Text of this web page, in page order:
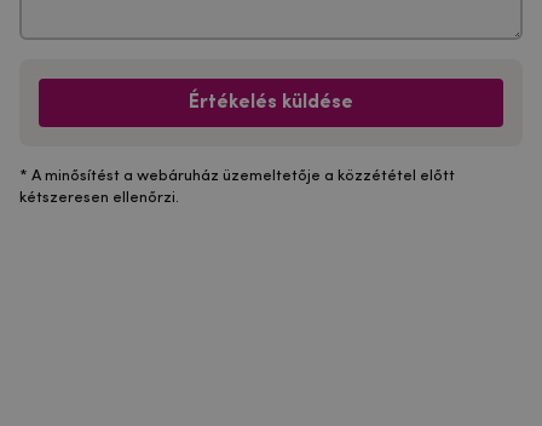
Értékelés küldése
* A minősítést a webáruház üzemeltetője a közzététel előtt
kétszeresen ellenőrzi.